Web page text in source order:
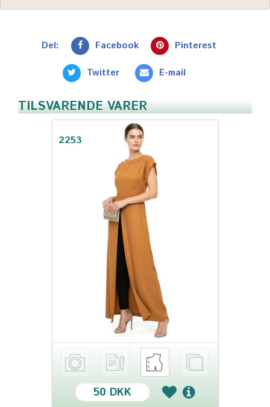
Del: Facebook Pinterest
Twitter E-mail
TILSVARENDE VARER
2253
50 DKK